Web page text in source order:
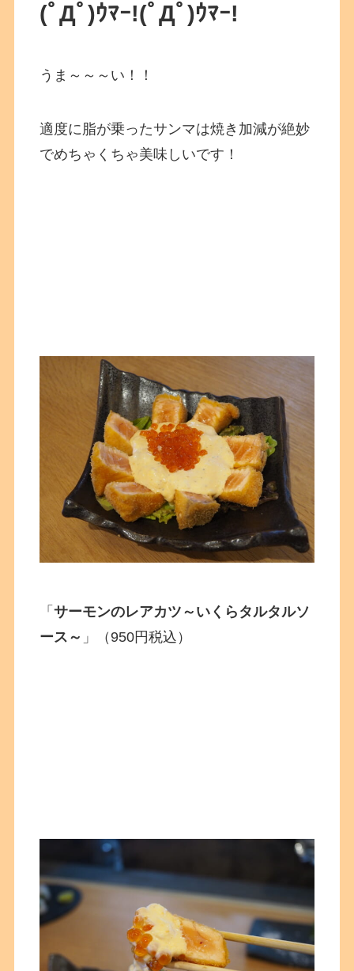
(ﾟДﾟ)ｳﾏｰ!(ﾟДﾟ)ｳﾏｰ!
うま～～～い！！
適度に脂が乗ったサンマは焼き加減が絶妙
でめちゃくちゃ美味しいです！
「サーモンのレアカツ～いくらタルタルソ
ース～ 」（950円税込）